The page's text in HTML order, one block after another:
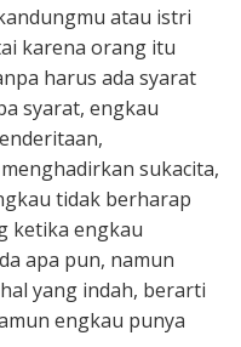
atau istri
karena orang itu
harus ada syarat
syarat, engkau
sukacita,
tidak berharap
ketika engkau
apa pun, namun
yang indah, berarti
engkau punya